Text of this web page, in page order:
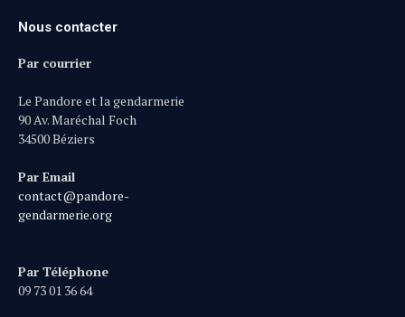
Nous contacter
Par courrier
Le Pandore et la gendarmerie
90 Av. Maréchal Foch
34500 Béziers
Par Email
contact@pandore-
gendarmerie.org
Par Téléphone
09 73 01 36 64